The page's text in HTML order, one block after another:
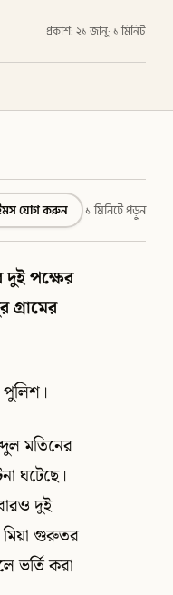
প্রকাশ: ২১ জানু· ১ মিনিট
যোগ করুন ১ মিনিটে পড়ুন
দুই পক্ষের
মতিনের
ঘটেছে।
দুই
গুরুতর
ভর্তি করা